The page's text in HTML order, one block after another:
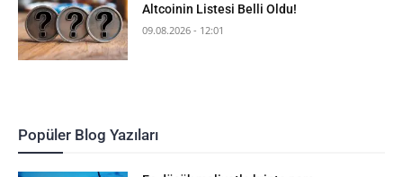
Altcoinin Listesi Belli Oldu!
09.08.2026 - 12:01
Popüler Blog Yazıları